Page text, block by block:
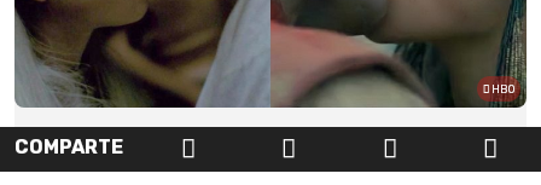
HBO
COMPARTE